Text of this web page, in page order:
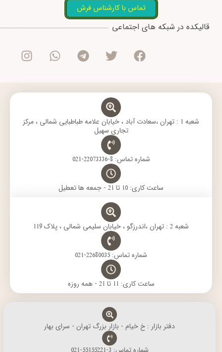
تماس با کارشناس فرش
قالیکده در شبکه های اجتماعی
F
c
e
o
T
i
t
e
r
T
l
e
r
W
a
t
a
I
s
t
g
m
شعبه 1 : تهران ،سعادت آباد ، خیابان علامه طباطبایی شمالی ، مرکز
تجاری سهیل
شماره تماس: 8-22073336-021
ساعت کاری: 10 تا 21 - جمعه ها تعطیل
شعبه 2 : تهران ،اندرزگو ، خیابان سلیمی شمالی ، پلاک 119
شماره تماس: 22680035-021
ساعت کاری: 11 تا 21 - همه روزه
دفتر بازار : خ خیام - بازار بزرگ تهران - سرای بهار